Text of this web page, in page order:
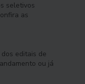
seletivos
as
editais de
ou já